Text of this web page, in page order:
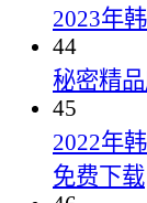
2023年
44
秘密精
45
2022年
免费下载